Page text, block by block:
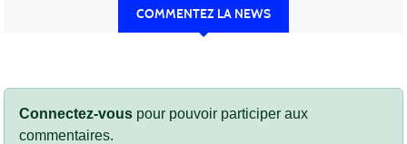
COMMENTEZ LA NEWS
Connectez-vous pour pouvoir participer aux
commentaires.